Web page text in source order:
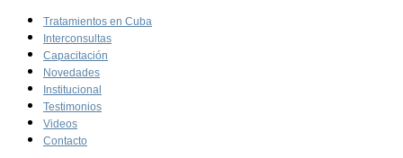
Tratamientos en Cuba
Interconsultas
Capacitación
Novedades
Institucional
Testimonios
Videos
Contacto